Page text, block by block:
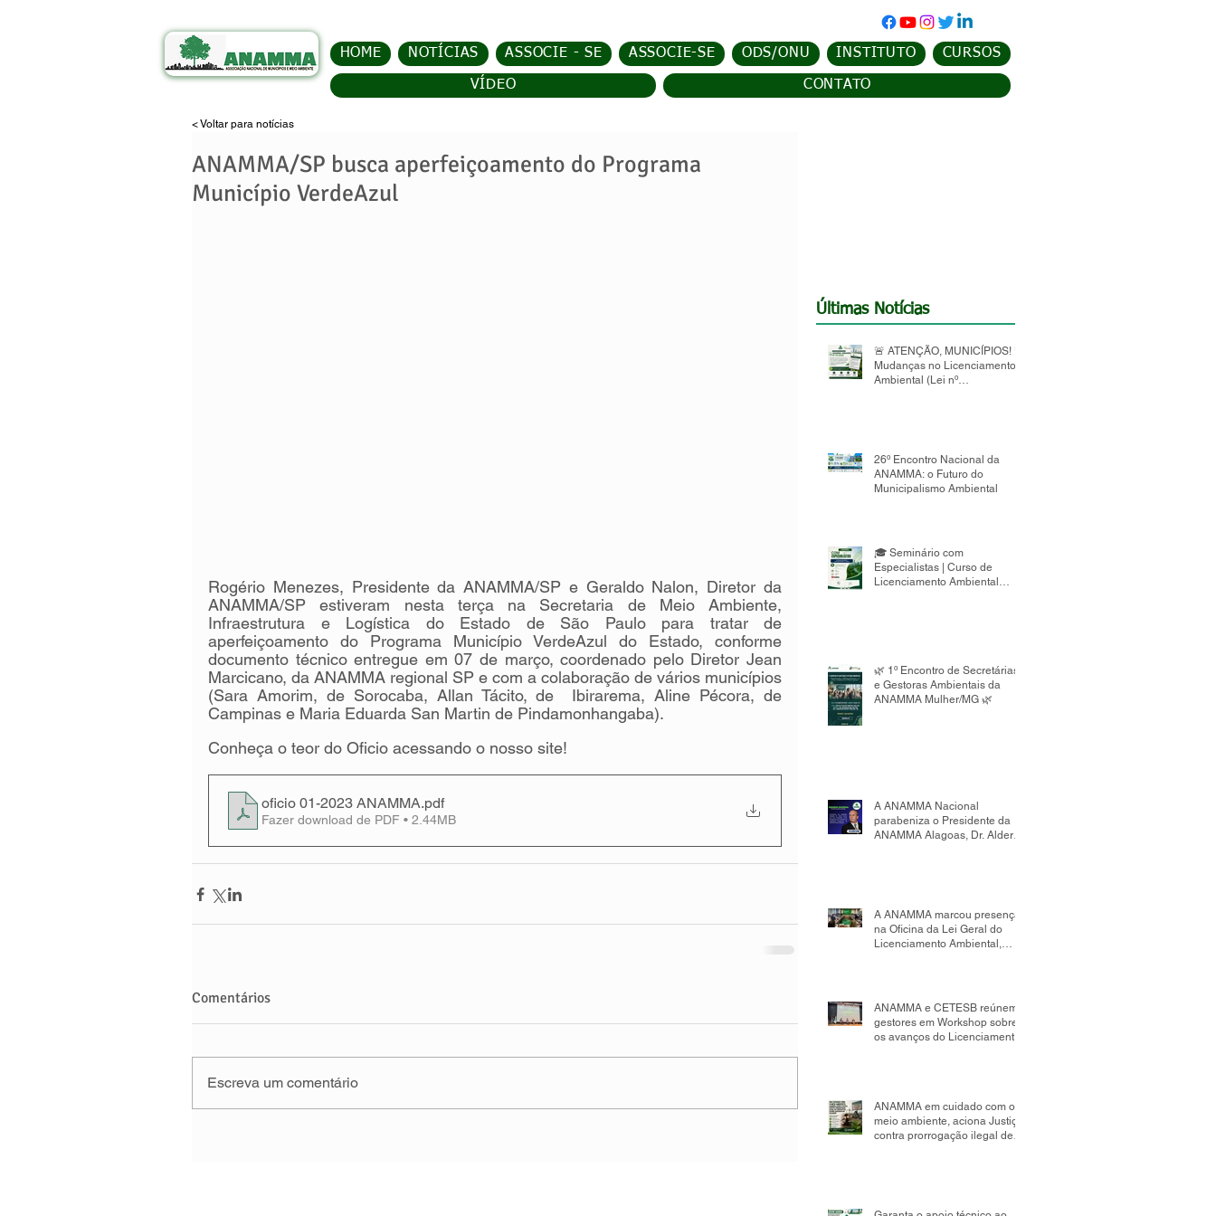
HOME NOTÍCIAS ASSOCIE - SE ASSOCIE-SE ODS/ONU INSTITUTO CURSOS
VÍDEO CONTATO
ANAMMA/SP busca aperfeiçoamento do Programa
Município VerdeAzul
Rogério Menezes, Presidente da ANAMMA/SP e Geraldo Nalon, Diretor da
ANAMMA/SP estiveram nesta terça na Secretaria de Meio Ambiente,
Infraestrutura e Logística do Estado de São Paulo para tratar de
aperfeiçoamento do Programa Município VerdeAzul do Estado, conforme
documento técnico entregue em 07 de março, coordenado pelo Diretor Jean
Marcicano, da ANAMMA regional SP e com a colaboração de vários municípios
(Sara Amorim, de Sorocaba, Allan Tácito, de  Ibirarema, Aline Pécora, de
Campinas e Maria Eduarda San Martin de Pindamonhangaba).
Conheça o teor do Oficio acessando o nosso site!
oficio 01-2023 ANAMMA.pdf
Fazer download de PDF • 2.44MB
Comentários
Escreva um comentário
< Voltar para notícias
Últimas Notícias
🚨 ATENÇÃO, MUNICÍPIOS! 🚨
Mudanças no Licenciamento
Ambiental (Lei nº
26º Encontro Nacional da
ANAMMA: o Futuro do
Municipalismo Ambiental
🎓 Seminário com
Especialistas | Curso de
Licenciamento Ambiental
🌿 1º Encontro de Secretárias
e Gestoras Ambientais da
ANAMMA Mulher/MG 🌿
A ANAMMA Nacional
parabeniza o Presidente da
ANAMMA Alagoas, Dr. Alder
A ANAMMA marcou presença
na Oficina da Lei Geral do
Licenciamento Ambiental,
com o fortalecimento da
gestão ambiental
ANAMMA e CETESB reúnem
gestores em Workshop sobre
os avanços do Licenciamento
ANAMMA em cuidado com o
meio ambiente, aciona Justiça
contra prorrogação ilegal de